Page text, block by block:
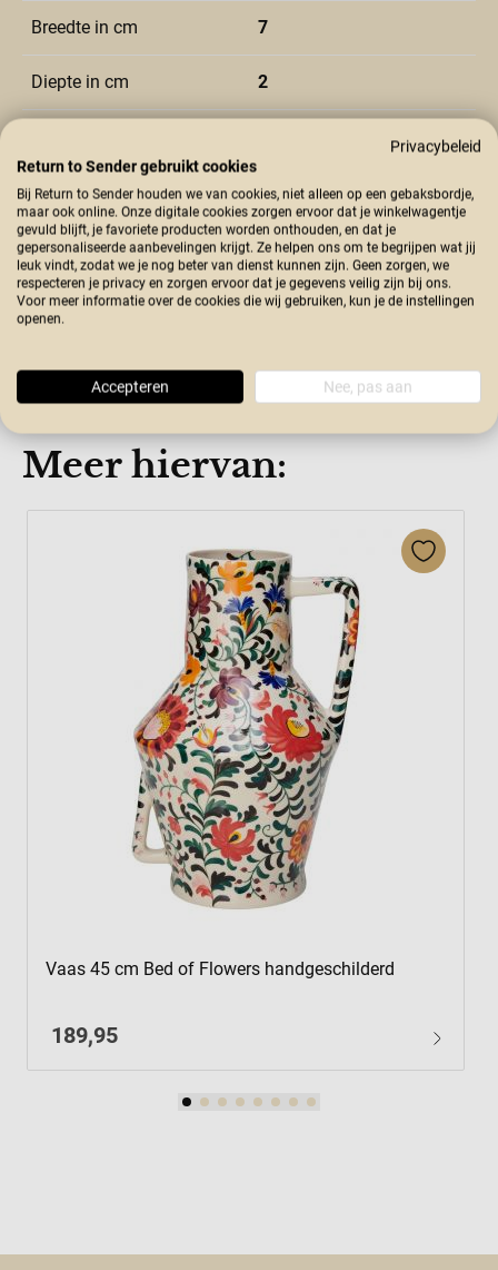
Breedte in cm 7
Diepte in cm 2
Land van herkomst Nepal
Materiaal type vilt
Advies verkoop prijs 11,95
Meer hiervan:
Press to skip carousel
Vaas 45 cm Bed of Flowers handgeschilderd
189,95
Privacybeleid
Return to Sender gebruikt cookies
Bij Return to Sender houden we van cookies, niet alleen op een gebaksbordje,
maar ook online. Onze digitale cookies zorgen ervoor dat je winkelwagentje
gevuld blijft, je favoriete producten worden onthouden, en dat je
gepersonaliseerde aanbevelingen krijgt. Ze helpen ons om te begrijpen wat jij
leuk vindt, zodat we je nog beter van dienst kunnen zijn. Geen zorgen, we
respecteren je privacy en zorgen ervoor dat je gegevens veilig zijn bij ons.
Voor meer informatie over de cookies die wij gebruiken, kun je de instellingen
openen.
Accepteren Nee, pas aan